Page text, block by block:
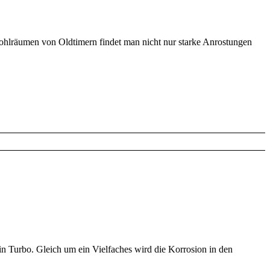
von Oldtimern findet man nicht nur starke Anrostungen
Turbo. Gleich um ein Vielfaches wird die Korrosion in den